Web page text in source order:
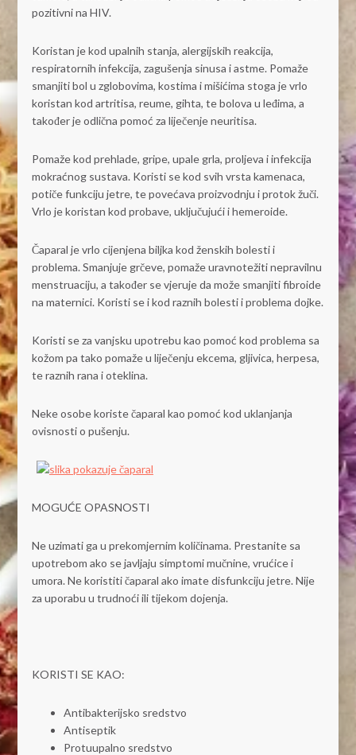
pozitivni na HIV.
Koristan je kod upalnih stanja, alergijskih reakcija,
respiratornih infekcija, zagušenja sinusa i astme. Pomaže
smanjiti bol u zglobovima, kostima i mišićima stoga je vrlo
koristan kod artritisa, reume, gihta, te bolova u leđima, a
također je odlična pomoć za liječenje neuritisa.
Pomaže kod prehlade, gripe, upale grla, proljeva i infekcija
mokraćnog sustava. Koristi se kod svih vrsta kamenaca,
potiče funkciju jetre, te povećava proizvodnju i protok žuči.
Vrlo je koristan kod probave, uključujući i hemeroide.
Čaparal je vrlo cijenjena biljka kod ženskih bolesti i
problema. Smanjuje grčeve, pomaže uravnotežiti nepravilnu
menstruaciju, a također se vjeruje da može smanjiti fibroide
na maternici. Koristi se i kod raznih bolesti i problema dojke.
Koristi se za vanjsku upotrebu kao pomoć kod problema sa
kožom pa tako pomaže u liječenju ekcema, gljivica, herpesa,
te raznih rana i oteklina.
Neke osobe koriste čaparal kao pomoć kod uklanjanja
ovisnosti o pušenju.
MOGUĆE OPASNOSTI
Ne uzimati ga u prekomjernim količinama. Prestanite sa
upotrebom ako se javljaju simptomi mučnine, vrućice i
umora. Ne koristiti čaparal ako imate disfunkciju jetre. Nije
za uporabu u trudnoći ili tijekom dojenja.
KORISTI SE KAO:
Antibakterijsko sredstvo
Antiseptik
Protuupalno sredstvo